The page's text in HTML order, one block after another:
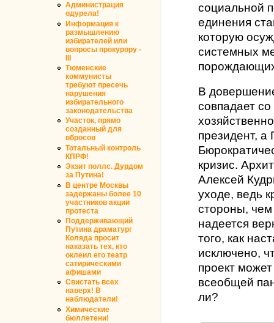
Администрация
одурела!
Информация к
размышлению
избирателей или
вопросы прокурору -
III
Тюменские
коммунисты
требуют пресечь
нарушения
избирательного
законодательства
Участок, прямо
созданный для
вбросов
Тотальный контроль
КПРФ!
Экзит поллс. Дурдом
за Путина!
В центре Москвы
задержаны более 10
участников акции
протеста
Поддерживающий
Путина драматург
Коляда просит
наказать тех, кто
оклеил его театр
сатирическими
афишами
Свистать всех
наверх! В
наблюдатели!
Химические
бюллетени!
социальной
единения
которую
системных
В
совпадает
президент, а
кризис.
Алексей
уходе, ведь
стороны,
надеется
того, как
исключено,
проект
всеобщей
ли?